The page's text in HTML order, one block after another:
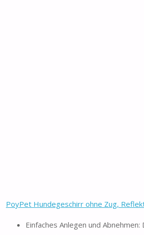
PoyPet Hundegeschirr ohne Zug,
Einfaches Anlegen und